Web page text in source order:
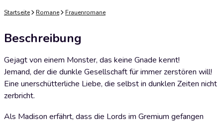
Startseite Romane Frauenromane
Beschreibung
Gejagt von einem Monster, das keine Gnade kennt!
Jemand, der die dunkle Gesellschaft für immer zerstören will!
Eine unerschütterliche Liebe, die selbst in dunklen Zeiten nicht
zerbricht.
Als Madison erfährt, dass die Lords im Gremium gefangen